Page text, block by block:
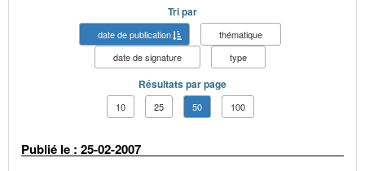
Tri par
date de publication
thématique
date de signature
type
Résultats par page
10 25 50 100
Publié le : 25-02-2007